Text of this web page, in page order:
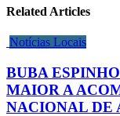
Related Articles
Notícias Locais
BUBA
MAIOR A
NACIONAL DE